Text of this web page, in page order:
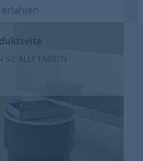
SIE ALLE FARBEN